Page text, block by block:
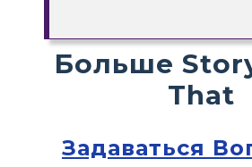
Больше
That
Задаваться